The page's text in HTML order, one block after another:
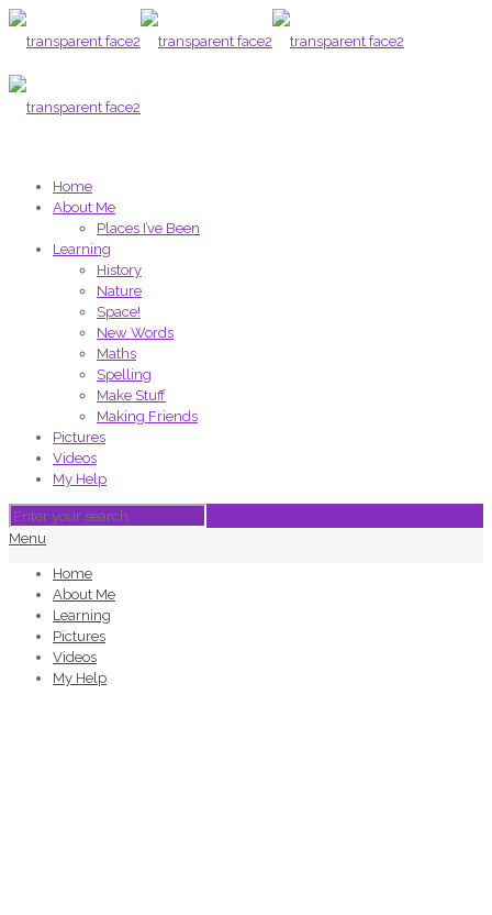
Home
About Me
Places I’ve Been
Learning
History
Nature
Space!
New Words
Maths
Spelling
Make Stuff
Making Friends
Pictures
Videos
My Help
Menu
Home
About Me
Learning
Pictures
Videos
My Help